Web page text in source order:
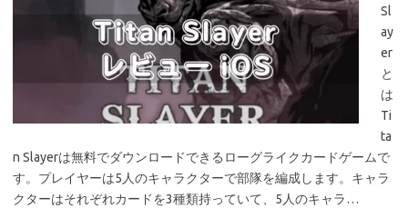
Sl
ay
er
と
は
Ti
ta
n Slayerは無料でダウンロードできるローグライクカードゲームで
す。プレイヤーは5人のキャラクターで部隊を編成します。キャラ
クターはそれぞれカードを3種類持っていて、5人のキャラ…